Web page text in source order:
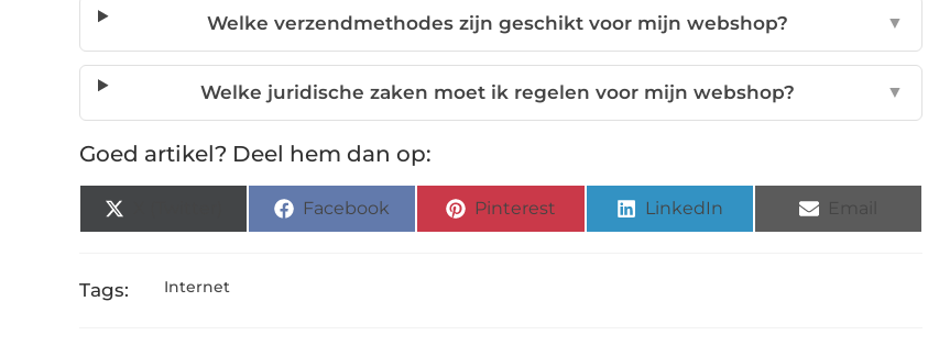
Welke verzendmethodes zijn geschikt voor mijn webshop? ▼
Welke juridische zaken moet ik regelen voor mijn webshop? ▼
Goed artikel? Deel hem dan op:
Facebook Pinterest LinkedIn
Tags: Internet